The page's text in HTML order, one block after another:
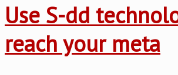
Use S-dd
reach your meta